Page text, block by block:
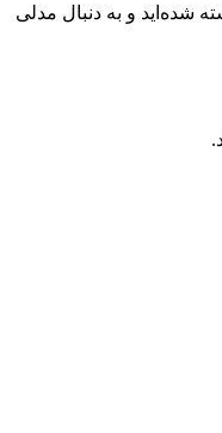
شده‌اید و به دنبال مدلی